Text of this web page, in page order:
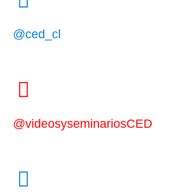
@ced_cl
@videosyseminariosCED